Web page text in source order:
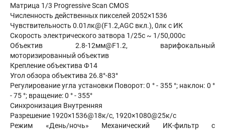
Матрица 1/3 Progressive Scan CMOS
Численность действенных пикселей 2052×1536
Чувствительность 0.01лк@(F1.2,AGC вкл.), 0лк с ИК
Скорость электрического затвора 1/25с ~ 1/50,000с
Объектив 2.8-12мм@F1.2, варифокальный
моторизированный объектив
Крепление объектива Ф14
Угол обзора объектива 26.8°-83°
Регулирование угла установки Поворот: 0 ° - 355 °; наклон: 0 °
- 75 °; вращение: 0 ° - 355°
Синхронизация Внутренняя
Разрешение 1920×1536@18к/с, 1920×1080@25к/с
Режим «День/ночь» Механический ИК-фильтр с